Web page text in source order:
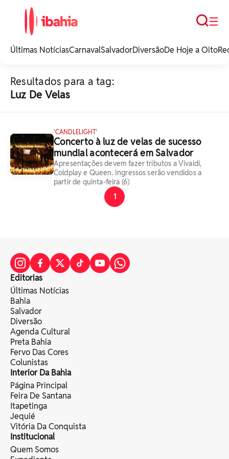
noticias e
☰
Busca
Últimas NotíciasCarnavalSalvadorDiversãoDe Hoje a Oito
Resultados para a tag:
Luz De Velas
'CANDLELIGHT'
Concerto à luz de velas de sucesso
mundial acontecerá em Salvador
Apresentações devem fazer tributos a Vivaldi,
Coldplay e Queen. Ingressos serão vendidos a
partir de quinta-feira (6)
1
Editorias
Últimas Notícias
Bahia
Salvador
Diversão
Agenda Cultural
Preta Bahia
Fervo Das Cores
Colunistas
Interior Da Bahia
Página Principal
Feira De Santana
Itapetinga
Jequié
Vitória Da Conquista
Institucional
Quem Somos